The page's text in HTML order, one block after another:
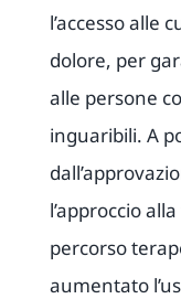
l’accesso alle
dolore, per
alle persone
inguaribili. A
l’approccio
percorso
aumentato